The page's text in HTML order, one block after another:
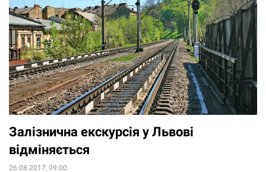
Залізнична екскурсія у Львові
відміняється
26.08.2017, 09:00